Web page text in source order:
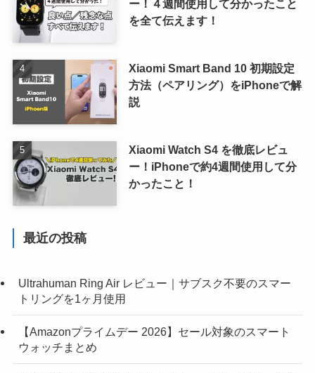
ー！４週間使用して分かったこと
を全て伝えます！
Xiaomi Smart Band 10 初期設定
方法（ペアリング）をiPhoneで解
説
Xiaomi Watch S4 を徹底レビュ
ー！iPhoneで約4週間使用して分
かったこと！
最近の投稿
Ultrahuman Ring Air レビュー｜サブスク不要のスマー
トリングを1ヶ月使用
【Amazonプライムデー 2026】セール対象のスマート
ウォッチまとめ